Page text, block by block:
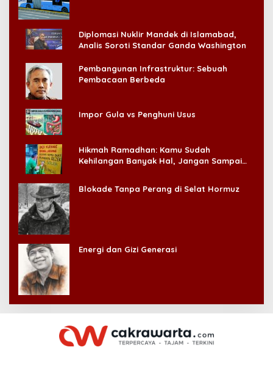
Diplomasi Nuklir Mandek di Islamabad,
Analis Soroti Standar Ganda Washington
Pembangunan Infrastruktur: Sebuah
Pembacaan Berbeda
Impor Gula vs Penghuni Usus
Hikmah Ramadhan: Kamu Sudah
Kehilangan Banyak Hal, Jangan Sampai
Blokade Tanpa Perang di Selat Hormuz
Energi dan Gizi Generasi